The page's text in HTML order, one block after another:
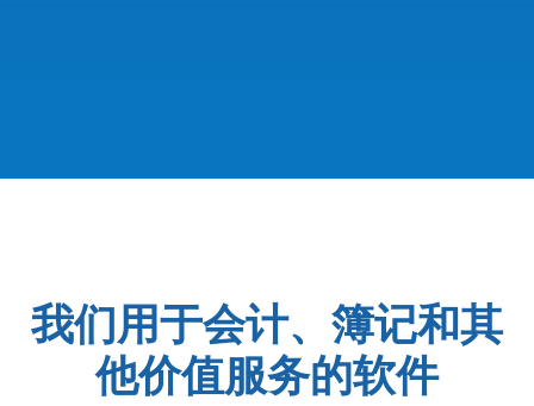
我们用于会计、簿记和其
他价值服务的软件